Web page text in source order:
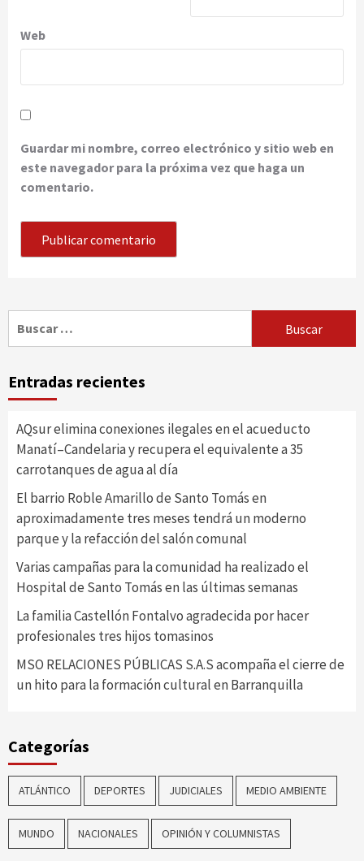
Web
Guardar mi nombre, correo electrónico y sitio web en
este navegador para la próxima vez que haga un
comentario.
Entradas recientes
AQsur elimina conexiones ilegales en el acueducto
Manatí–Candelaria y recupera el equivalente a 35
carrotanques de agua al día
El barrio Roble Amarillo de Santo Tomás en
aproximadamente tres meses tendrá un moderno
parque y la refacción del salón comunal
Varias campañas para la comunidad ha realizado el
Hospital de Santo Tomás en las últimas semanas
La familia Castellón Fontalvo agradecida por hacer
profesionales tres hijos tomasinos
MSO RELACIONES PÚBLICAS S.A.S acompaña el cierre de
un hito para la formación cultural en Barranquilla
Categorías
ATLÁNTICO DEPORTES JUDICIALES MEDIO AMBIENTE
MUNDO NACIONALES OPINIÓN Y COLUMNISTAS